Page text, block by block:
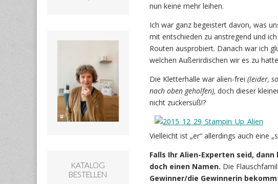
nun keine mehr leihen.
Ich war ganz begeistert davon, was
mit entschieden zu anstregend und
Routen ausprobiert. Danach war ich
welchen Außerirdischen wir es zu
Die Kletterhalle war alien-frei (leider,
nach oben geholfen), doch dieser
nicht zuckersüß!?
Vielleicht ist „er“ allerdings auch eine
Falls Ihr Alien-Experten seid,
doch einen Namen. Die
Gewinner/die Gewinnerin
KATALOG
BESTELLEN